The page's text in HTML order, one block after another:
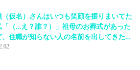
（仮名）さんはいつも笑顔を振りまいてた
「（…え？誰？）」祖母のお葬式があった
、住職が知らない人の名前を出してきた…